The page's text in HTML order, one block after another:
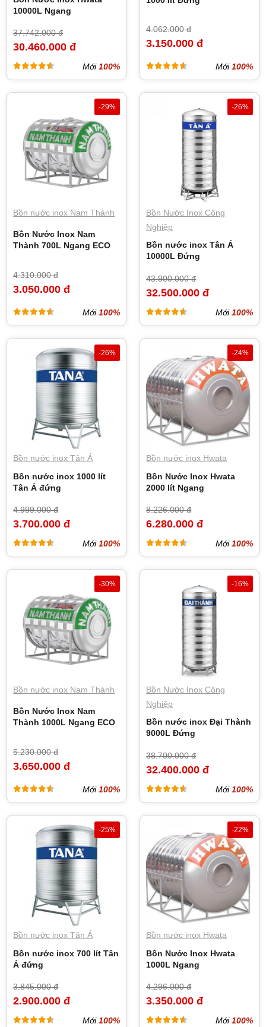
10000L Ngang
37.742.000 đ
30.460.000 đ
Mới100%
4.062.000 đ
3.150.000 đ
Mới100%
-29%
Bồn nước inox Nam Thành
Bồn Nước Inox Nam
Thành 700L Ngang ECO
4.310.000 đ
3.050.000 đ
Mới100%
-26%
Bồn Nước Inox Công
Nghiệp
Bồn nước inox Tân Á
10000L Đứng
43.900.000 đ
32.500.000 đ
Mới100%
-26%
Bồn nước inox Tân Á
Bồn nước inox 1000 lít
Tân Á đứng
4.999.000 đ
3.700.000 đ
Mới100%
-24%
Bồn nước inox Hwata
Bồn Nước Inox Hwata
2000 lít Ngang
8.226.000 đ
6.280.000 đ
Mới100%
-30%
Bồn nước inox Nam Thành
Bồn Nước Inox Nam
Thành 1000L Ngang ECO
5.230.000 đ
3.650.000 đ
Mới100%
-16%
Bồn Nước Inox Công
Nghiệp
Bồn nước inox Đại Thành
9000L Đứng
38.700.000 đ
32.400.000 đ
Mới100%
-25%
Bồn nước inox Tân Á
Bồn nước inox 700 lít Tân
Á đứng
3.845.000 đ
2.900.000 đ
Mới100%
-22%
Bồn nước inox Hwata
Bồn Nước Inox Hwata
1000L Ngang
4.296.000 đ
3.350.000 đ
Mới100%